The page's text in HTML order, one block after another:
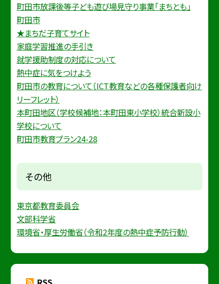
町田市放課後等子ども遊び場見守り事業「まちとも」
町田市
★まちだ子育てサイト
家庭学習推進の手引き
就学援助制度の対応について
熱中症に気をつけよう
町田市の教育について（ICT教育などの各種保護者向け
リーフレット）
本町田地区（学校候補地：本町田東小学校）統合新設小
学校について
町田市教育プラン24-28
その他
東京都教育委員会
文部科学省
環境省・厚生労働省（令和2年度の熱中症予防行動）